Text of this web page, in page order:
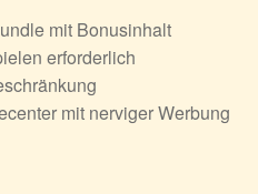
mit Bonusinhalt
erforderlich
mit nerviger Werbung